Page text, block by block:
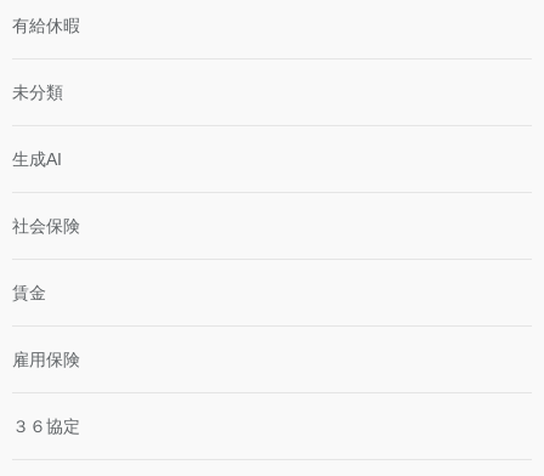
有給休暇
未分類
生成AI
社会保険
賃金
雇用保険
３６協定